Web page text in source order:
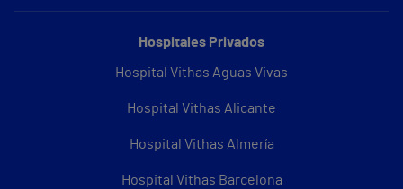
Hospitales Privados
Hospital Vithas Aguas Vivas
Hospital Vithas Alicante
Hospital Vithas Almería
Hospital Vithas Barcelona